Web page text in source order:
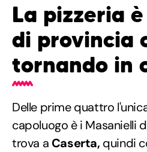
La pizzeria
di provincia
tornando in
Delle prime quattro
capoluogo è i Masanielli
trova a Caserta, quindi